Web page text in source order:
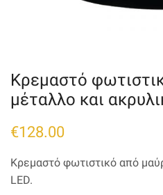
Κρεμαστό
μέταλλο και
€128.00
Κρεμαστό φωτιστικό από
LED.